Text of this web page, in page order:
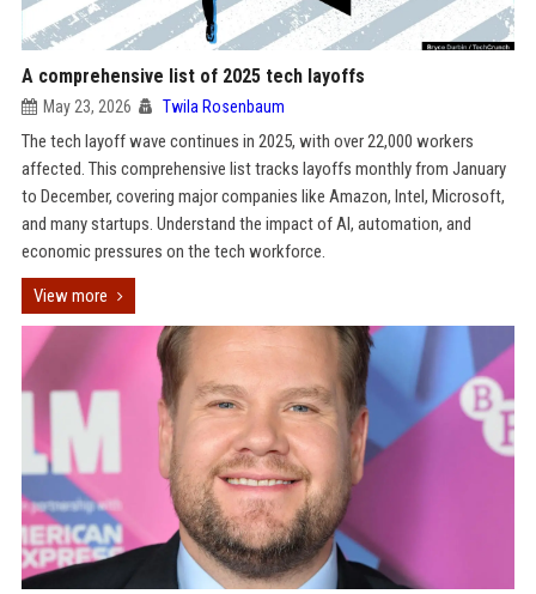
A comprehensive list of 2025 tech layoffs
May 23, 2026 Twila Rosenbaum
The tech layoff wave continues in 2025, with over 22,000 workers
affected. This comprehensive list tracks layoffs monthly from January
to December, covering major companies like Amazon, Intel, Microsoft,
and many startups. Understand the impact of AI, automation, and
economic pressures on the tech workforce.
View more